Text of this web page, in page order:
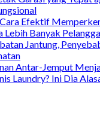
Efektif
Lebih Banyak
Jantung,
Antar-Jemput
Laundry? Ini Dia